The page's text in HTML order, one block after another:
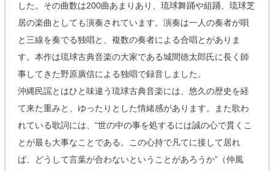
した。その曲数は200曲あまりあり、琉球舞踊や組踊、琉球芝
居の楽曲としても演奏されています。演奏は一人の奏者が唄
と三線を奏でる独唱と、複数の奏者による合唱とがありま
す。本作は琉球古典音楽の大家である城間徳太郎氏に長く師
事してきた野原廣信による独唱で録音しました。
沖縄民謡とはひと味違う琉球古典音楽には、悠久の歴史を経
て来た重みと、ゆったりとした情緒感があります。また歌わ
れている歌詞には、“世の中の事を処するには誠の心で貫くこ
とが最も大事なことである。この心持で凡てに接して居れ
ば、どうして言葉が合わないということがあろうか”（仲風